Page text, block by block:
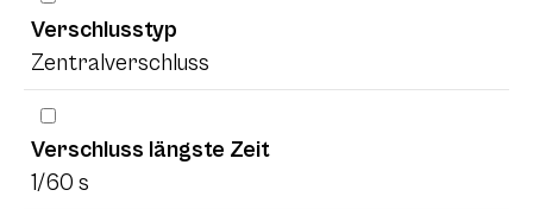
Verschlusstyp
Zentralverschluss
Verschluss längste Zeit
1/60 s